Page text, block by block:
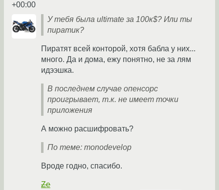
+00:00
У тебя была ultimate за 100к$? Или ты
пиратик?
Пиратят всей конторой, хотя бабла у них...
много. Да и дома, ежу понятно, не за лям
идээшка.
В последнем случае опенсорс
проигрывает, т.к. не имеет точки
приложения
А можно расшифровать?
По теме: monodevelop
Вроде годно, спасибо.
Ze